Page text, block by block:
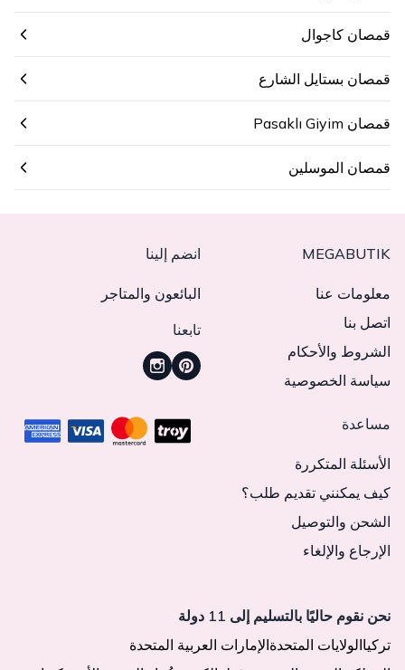
قمصان كاجوال
قمصان بستايل الشارع
قمصان Pasaklı Giyim
قمصان الموسلين
MEGABUTIK
معلومات عنا
اتصل بنا
الشروط والأحكام
سياسة الخصوصية
انضم إلينا
البائعون والمتاجر
تابعنا
مساعدة
الأسئلة المتكررة
كيف يمكنني تقديم طلب؟
الشحن والتوصيل
الإرجاع والإلغاء
نحن نقوم حاليًا بالتسليم إلى 11 دولة
تركياالولايات المتحدةالإمارات العربية المتحدة